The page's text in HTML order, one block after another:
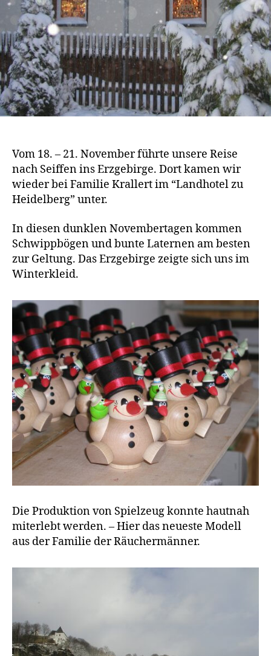
Vom 18. – 21. November führte unsere Reise
nach Seiffen ins Erzgebirge. Dort kamen wir
wieder bei Familie Krallert im “Landhotel zu
Heidelberg” unter.
In diesen dunklen Novembertagen kommen
Schwippbögen und bunte Laternen am besten
zur Geltung. Das Erzgebirge zeigte sich uns im
Winterkleid.
Die Produktion von Spielzeug konnte hautnah
miterlebt werden. – Hier das neueste Modell
aus der Familie der Räuchermänner.